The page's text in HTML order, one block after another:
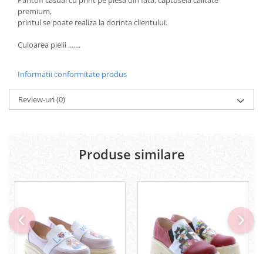
premium,
printul se poate realiza la dorinta clientului.
Culoarea pielii .......
Informatii conformitate produs
Review-uri(0)
Produse similare